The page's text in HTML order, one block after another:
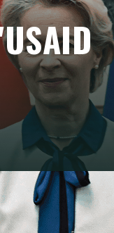
et de
geler les